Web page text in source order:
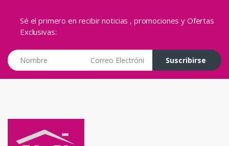
Sé el primero en recibir noticias , promociones y Ofertas
Exclusivas:
Suscribirse